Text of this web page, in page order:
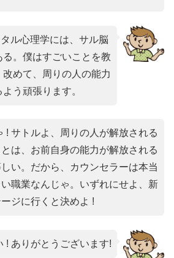
ル心理学には、サル脳
。僕はすごいことを教
めて、周りの人の能力
う頑張ります。
! サトルよ、周りの人が解放される
は、お前自身の能力が解放される
い。だから、カウンセラーは本当
職業なんじゃ。いずれにせよ、新
ジに行くと決めよ !
! ありがとうございます!